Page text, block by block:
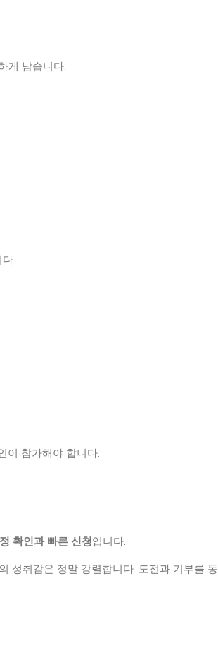
게 남습니다.
.
이 참가해야 합니다.
확인과 빠른 신청입니다.
성취감은 정말 강렬합니다. 도전과 기부를 동